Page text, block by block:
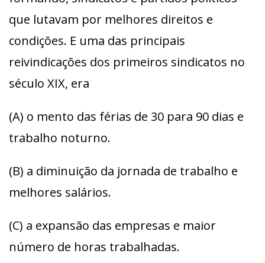
que lutavam por melhores direitos e
condições. E uma das principais
reivindicações dos primeiros sindicatos no
século XIX, era
(A) o mento das férias de 30 para 90 dias e
trabalho noturno.
(B) a diminuição da jornada de trabalho e
melhores salários.
(C) a expansão das empresas e maior
número de horas trabalhadas.